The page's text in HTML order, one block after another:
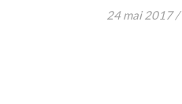
24 mai 2017 /